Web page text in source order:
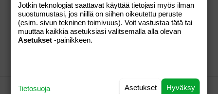
Oli spontaani keskenmeno, eli ei tarvinnut avittaa
mitenkään. Mutta ei tarvitse enää miettiä tätä asiaa,
kuukautiset alkoivat keskiviikkona, jihaa. Eli se 8
viikkoa meni keskenmenosta. Nyt pääsee taas
tositoimiin....
ramona
Jotkin teknologiat saattavat käyttää tietojasi myös ilman
suostumustasi, jos niillä on siihen oikeutettu peruste
(esim. sivun tekninen toimivuus). Voit vastustaa tätä tai
muuttaa kaikkia asetuksiasi valitsemalla alla olevan
Asetukset -painikkeen.
Hyväksy
Asetukset
Tietosuoja